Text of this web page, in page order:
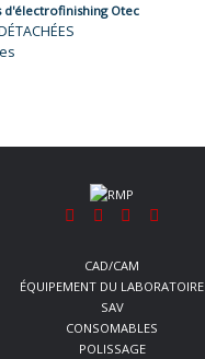
d'électrofinishing Otec
CAD/CAM
ÉQUIPEMENT DU LABORATOIRE
SAV
CONSOMABLES
POLISSAGE